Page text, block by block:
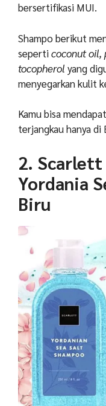
bersertifikasi MUI.
Shampo berikut
seperticoconut oil,
tocopherol yang
menyegarkan kulit
Kamu bisa
terjangkau hanya di
2.
Yordania
Biru